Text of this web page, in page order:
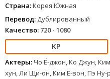
Страна:Корея Южная
Перевод: Дублированный
Качество: 720 - 1080
Актеры:Чо Ё-джон, Ко Джун,
хун, Ли Щи-он, Ким Е-вон, Пэ Ну-